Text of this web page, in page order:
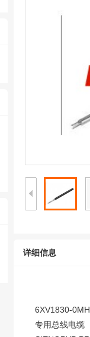
详细信息
6XV1830-
专用总线电缆